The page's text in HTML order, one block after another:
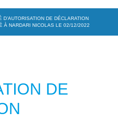
D’AUTORISATION DE DÉCLARATION
À NARDARI NICOLAS LE 02/12/2022
DE